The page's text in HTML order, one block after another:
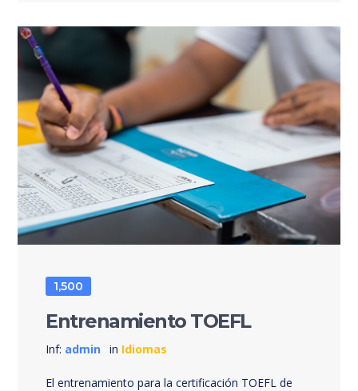
1,500
Entrenamiento TOEFL
Inf: admin in Idiomas
El entrenamiento para la certificación TOEFL de